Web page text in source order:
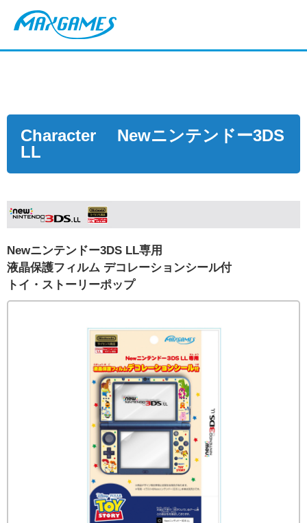
Character Newニンテンドー3DS
LL
Newニンテンドー3DS LL専用
液晶保護フィルム デコレーションシール付
トイ・ストーリーポップ